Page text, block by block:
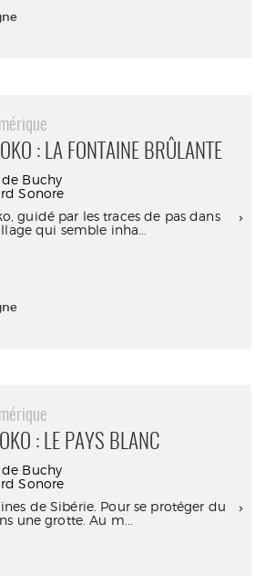
: LA FONTAINE BRÛLANTE
Buchy
Sonore
guidé par les traces de pas dans
qui semble inha...
: LE PAYS BLANC
Buchy
Sonore
de Sibérie. Pour se protéger du
une grotte. Au m...